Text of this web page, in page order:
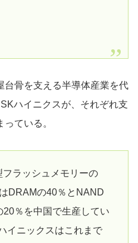
台骨を支える半導体産業を代
ハイニクスが、それぞれ支
ている。
ラッシュメモリーの
DRAMの40％とNAND
％を中国で生産してい
イニックスはこれまで